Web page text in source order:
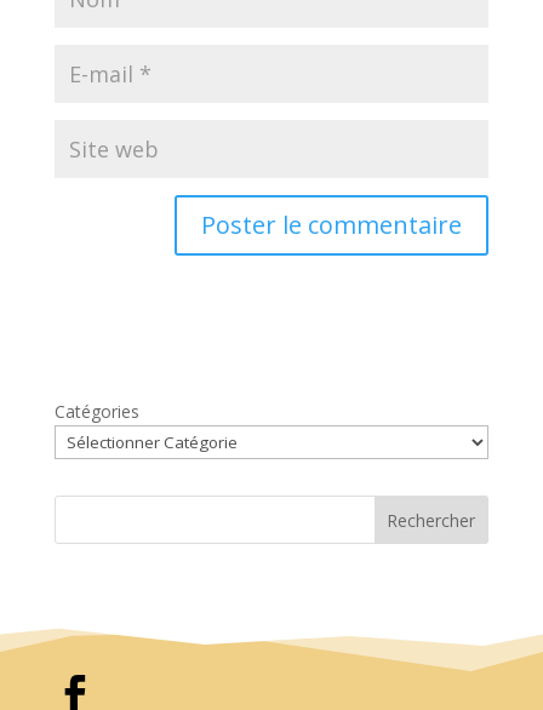
Catégories
Rechercher
